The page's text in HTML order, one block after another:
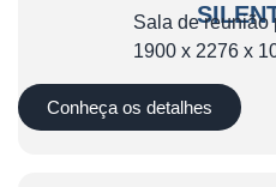
Sala de reunião
1900 x 2276 x
Conheça os detalhes